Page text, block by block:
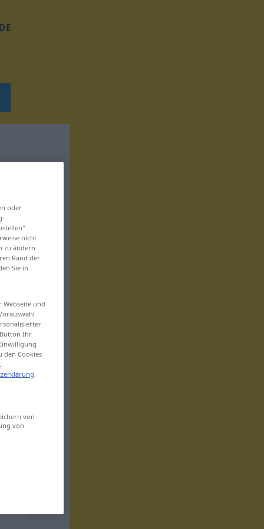
oder
nicht
zu ändern
Rand der
Sie in
und
Ihr
den Cookies
.
von
von